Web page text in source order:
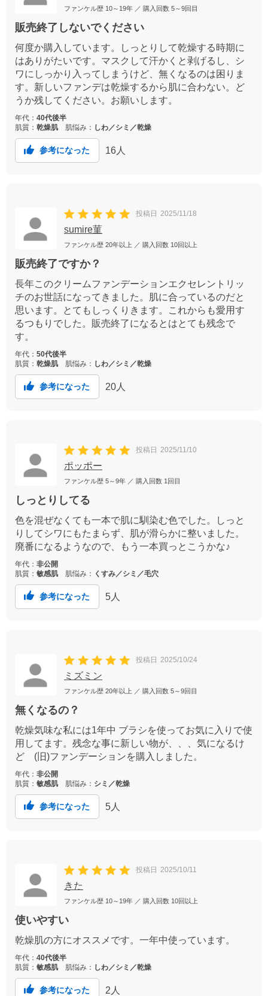
ファンケル歴 10～19年 ／ 購入回数 5～9回目
販売終了しないでください
何度か購入しています。しっとりして乾燥する時期に
はありがたいです。マスクして汗かくと剥げるし、シ
ワにしっかり入ってしまうけど、無くなるのは困りま
す。新しいファンデは乾燥するから肌に合わない。ど
うか残してください。お願いします。
年代： 40代後半
肌質： 乾燥肌 肌悩み： しわ／シミ／乾燥
参考になった 16 人
投稿日 2025/11/18
sumire菫
ファンケル歴 20年以上 ／ 購入回数 10回以上
販売終了ですか？
長年このクリームファンデーションエクセレントリッ
チのお世話になってきました。肌に合っているのだと
思います。とてもしっくりきます。これからも愛用す
るつもりでした。販売終了になるとはとても残念で
す。
年代： 50代後半
肌質： 乾燥肌 肌悩み： しわ／シミ／乾燥
参考になった 20 人
投稿日 2025/11/10
ポッポー
ファンケル歴 5～9年 ／ 購入回数 1回目
しっとりしてる
色を混ぜなくても一本で肌に馴染む色でした。しっと
りしてシワにもたまらず、肌が滑らかに整いました。
廃番になるようなので、もう一本買っとこうかな♪
年代： 非公開
肌質： 敏感肌 肌悩み： くすみ／シミ／毛穴
参考になった 5 人
投稿日 2025/10/24
ミズミン
ファンケル歴 20年以上 ／ 購入回数 5～9回目
無くなるの？
乾燥気味な私には1年中 ブラシを使ってお気に入りで使
用してます。残念な事に新しい物が、、、気になるけ
ど (旧)ファンデーションを購入しました。
年代： 非公開
肌質： 敏感肌 肌悩み： シミ／乾燥
参考になった 5 人
投稿日 2025/10/11
きた
ファンケル歴 10～19年 ／ 購入回数 10回以上
使いやすい
乾燥肌の方にオススメです。一年中使っています。
年代： 40代後半
肌質： 敏感肌 肌悩み： しわ／シミ／乾燥
参考になった 2 人